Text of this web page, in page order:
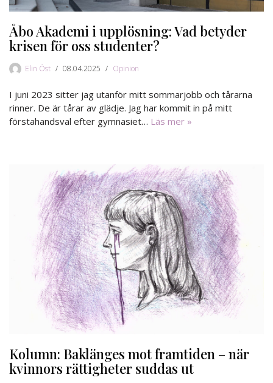
Åbo Akademi i upplösning: Vad betyder
krisen för oss studenter?
Elin Öst 08.04.2025 Opinion
I juni 2023 sitter jag utanför mitt sommarjobb och tårarna
rinner. De är tårar av glädje. Jag har kommit in på mitt
förstahandsval efter gymnasiet… Läs mer »
Kolumn: Baklänges mot framtiden – när
kvinnors rättigheter suddas ut